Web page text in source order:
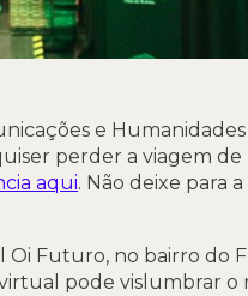
e
perder a viagem
aqui. Não deixe para
Futuro, no bairro do
pode vislumbrar